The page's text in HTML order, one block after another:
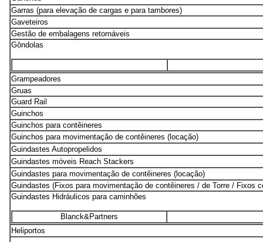
Garras (para elevação de cargas e para tambores)
Gaveteiros
Gestão de embalagens retornáveis
Gôndolas
Grampeadores
Gruas
Guard Rail
Guinchos
Guinchos para contêineres
Guinchos para movimentação de contêineres (locação)
Guindastes Autopropelidos
Guindastes móveis Reach Stackers
Guindastes para movimentação de contêineres (locação)
Guindastes (Fixos para movimentação de contêineres / de Torre / Fixos
Guindastes Hidráulicos para caminhões
Blanck&Partners
Heliportos